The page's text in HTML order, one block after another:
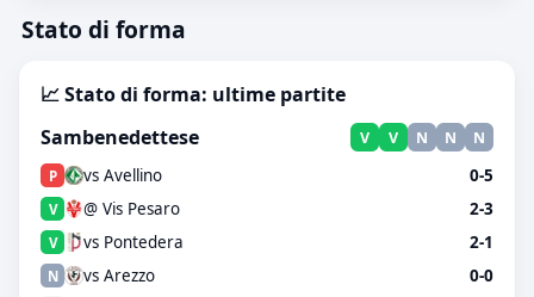
Stato di forma
📈 Stato di forma: ultime partite
Sambenedettese
V V N N N
P vs Avellino 0-5
V @ Vis Pesaro 2-3
V vs Pontedera 2-1
N vs Arezzo 0-0